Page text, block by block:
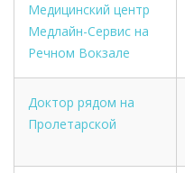
Медицинский центр
Медлайн-Сервис на
Речном Вокзале
Доктор рядом на
Пролетарской